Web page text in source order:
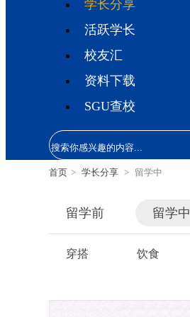
学长分享
活跃学长
校友汇
资料下载
SGU查校
首页 > 学长分享 > 留学中
留学前 留学中
穿搭 饮食